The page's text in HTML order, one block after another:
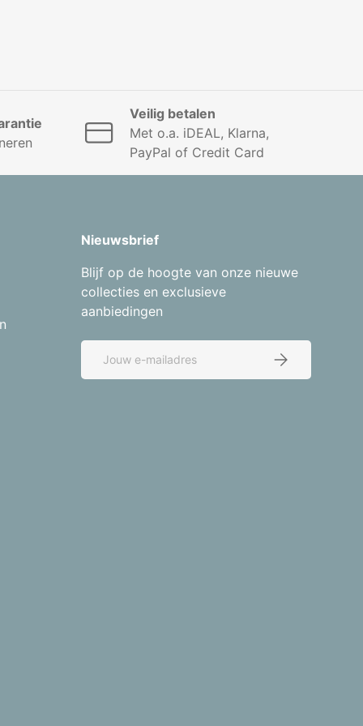
Veilig betalen
Met o.a. iDEAL, Klarna,
PayPal of Credit Card
Nieuwsbrief
Blijf op de hoogte van onze nieuwe
collecties en exclusieve
aanbiedingen
Abonneer